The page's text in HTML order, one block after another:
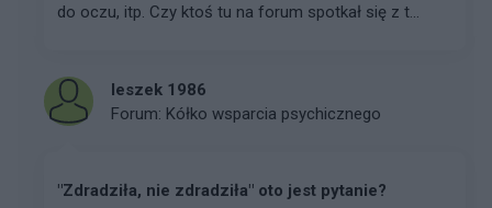
do oczu, itp. Czy ktoś tu na forum spotkał się z t...
leszek 1986
Forum: Kółko wsparcia psychicznego
"Zdradziła, nie zdradziła" oto jest pytanie?